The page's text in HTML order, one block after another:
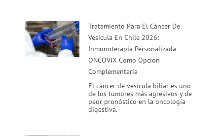
Tratamiento Para El Cáncer De
Vesícula En Chile 2026:
Inmunoterapia Personalizada
ONCOVIX Como Opción
Complementaria
El cáncer de vesícula biliar es uno
de los tumores más agresivos y de
peor pronóstico en la oncología
digestiva.